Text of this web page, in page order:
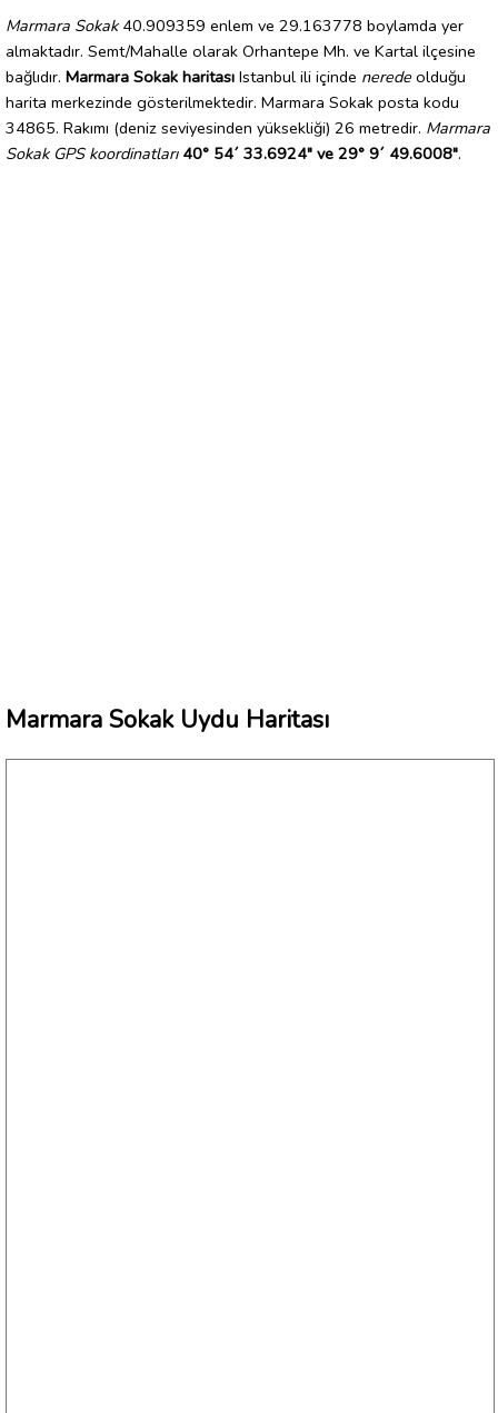
Marmara Sokak40.909359 enlem ve 29.163778 boylamda yer
almaktadır. Semt/Mahalle olarak Orhantepe Mh. ve Kartal ilçesine
bağlıdır. Marmara Sokak haritası Istanbul ili içinde nerede olduğu
harita merkezinde gösterilmektedir. Marmara Sokak posta kodu
34865. Rakımı (deniz seviyesinden yüksekliği) 26 metredir. Marmara
Sokak GPS koordinatları 40° 54´ 33.6924" ve 29° 9´ 49.6008".
Marmara Sokak Uydu Haritası